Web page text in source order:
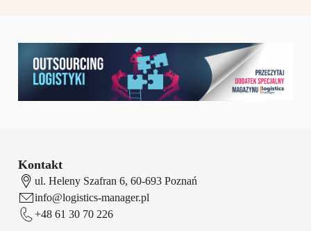
Kontakt
ul. Heleny Szafran 6, 60-693 Poznań
info@logistics-manager.pl
+48 61 30 70 226